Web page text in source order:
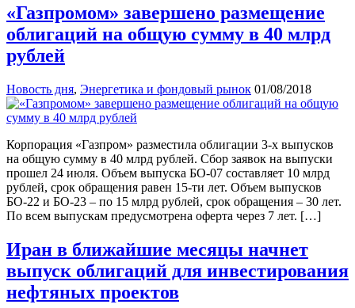
«Газпромом» завершено размещение
облигаций на общую сумму в 40 млрд
рублей
Новость дня, Энергетика и фондовый рынок 01/08/2018
Корпорация «Газпром» разместила облигации 3-х выпусков
на общую сумму в 40 млрд рублей. Сбор заявок на выпуски
прошел 24 июля. Объем выпуска БО-07 составляет 10 млрд
рублей, срок обращения равен 15-ти лет. Объем выпусков
БО-22 и БО-23 – по 15 млрд рублей, срок обращения – 30 лет.
По всем выпускам предусмотрена оферта через 7 лет. […]
Иран в ближайшие месяцы начнет
выпуск облигаций для инвестирования
нефтяных проектов